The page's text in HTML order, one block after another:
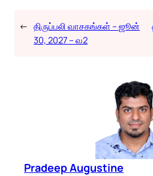
← திருப்பலி வாசகங்கள் – ஜூன்
30, 2027 – வ2
Pradeep Augustine